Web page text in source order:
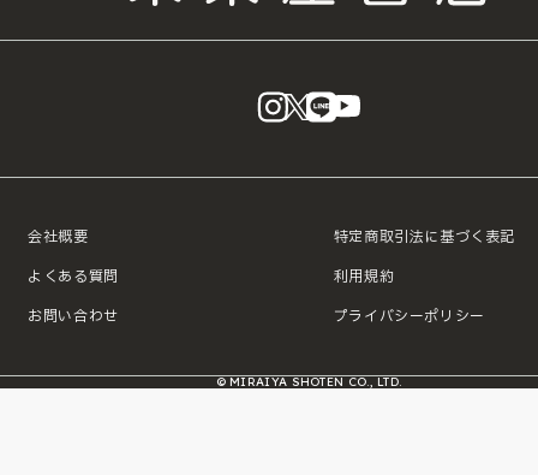
instagram
X LINE
会社概要
よくある質問
お問い合わせ
特定商取引法に基づく表記
利用規約
プライバシーポリシー
© MIRAIYA SHOTEN CO., LTD.